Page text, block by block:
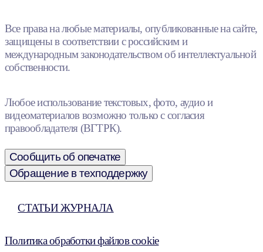
Все права на любые материалы, опубликованные на сайте,
защищены в соответствии с российским и
международным законодательством об интеллектуальной
собственности.
Любое использование текстовых, фото, аудио и
видеоматериалов возможно только с согласия
правообладателя (ВГТРК).
Сообщить об опечатке
Обращение в техподдержку
СТАТЬИ ЖУРНАЛА
Политика обработки файлов cookie